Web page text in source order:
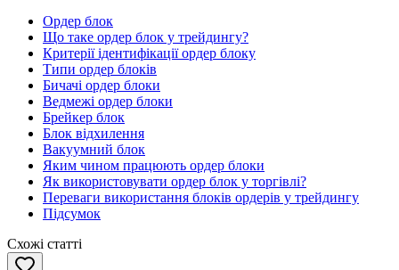
Ордер блок
Що таке ордер блок у трейдингу?
Критерії ідентифікації ордер блоку
Типи ордер блоків
Бичачі ордер блоки
Ведмежі ордер блоки
Брейкер блок
Блок відхилення
Вакуумний блок
Яким чином працюють ордер блоки
Як використовувати ордер блок у торгівлі?
Переваги використання блоків ордерів у трейдингу
Підсумок
Схожі статті